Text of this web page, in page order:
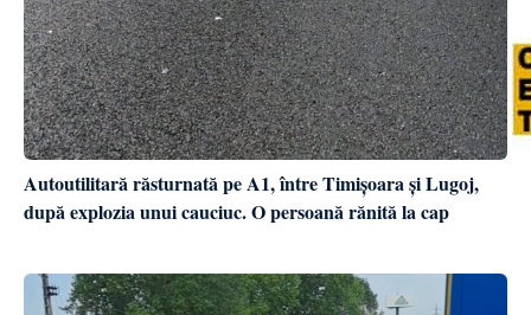
Autoutilitară răsturnată pe A1, între Timișoara și Lugoj,
după explozia unui cauciuc. O persoană rănită la cap